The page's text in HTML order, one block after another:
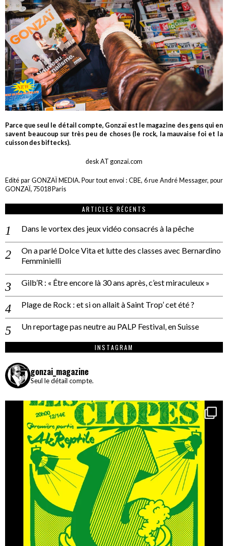
Parce que seul le détail compte, Gonzaï est le magazine des gens qui en
savent beaucoup sur très peu de choses (le rock, la mauvaise foi et la
cuisson des biftecks).
desk AT gonzai.com
Edité par GONZAÏ MEDIA. Pour tout envoi : CBE, 6 rue André Messager, pour
GONZAÏ, 75018 Paris
ARTICLES RÉCENTS
Dans le vortex des jeux vidéo consacrés à la pêche
On a parlé Dolce Vita et lutte des classes avec Bernardino
Femminielli
Gilb’R : « Être encore là 30 ans après, c’est miraculeux »
Plage de Rock : et si on allait à Saint Trop’ cet été ?
Un reportage pas neutre au PALP Festival, en Suisse
INSTAGRAM
gonzai_magazine
Seul le détail compte.